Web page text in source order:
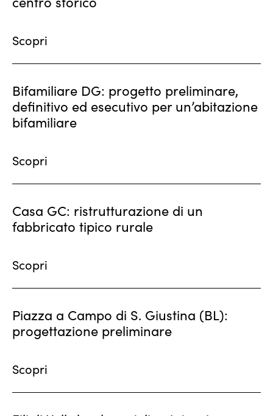
Scopri
Bifamiliare DG: progetto preliminare,
definitivo ed esecutivo per un’abitazione
bifamiliare
Scopri
Casa GC: ristrutturazione di un
fabbricato tipico rurale
Scopri
Piazza a Campo di S. Giustina (BL):
progettazione preliminare
Scopri